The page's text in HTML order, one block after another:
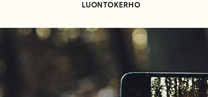
LUONTOKERHO